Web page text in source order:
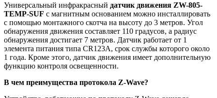
Универсальный инфракрасный датчик движения ZW-805-
TEMP-SUF с магнитным основанием можно инсталлировать
с помощью монтажного скотча на высоту до 3 метров. Угол
обнаружения движения составляет 110 градусов, а радиус
обнаружения достигает 7 метров. Датчик работает от 1
элемента питания типа CR123A, срок службы которого около
1 года. Кроме этого, датчик движения имеет дополнительную
функцию контроля освещенности.
В чем преимущества протокола Z-Wave?